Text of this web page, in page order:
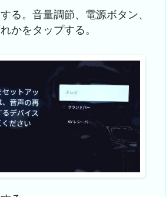
る。音量調節、電源ボタン、
かをタップする。